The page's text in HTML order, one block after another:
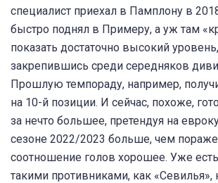
специалист приехал в Памплону в
быстро поднял в Примеру, а уж там
показать достаточно высокий
закрепившись среди середняков
Прошлую темпораду, например,
на 10-й позиции. И сейчас, похоже,
за нечто большее, претендуя на
сезоне 2022/2023 больше, чем
соотношение голов хорошее. Уже
такими противниками, как «Севилья»,